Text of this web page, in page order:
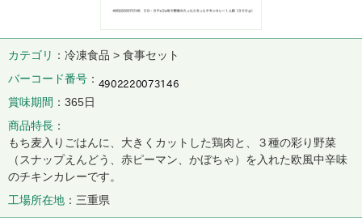
カテゴリ
冷凍食品 > 食事セット
バーコード番号
賞味期間
365日
商品特長
もち麦入りごはんに、大きくカットした鶏肉と、３種の彩り野菜
（スナップえんどう、赤ピーマン、かぼちゃ）を入れた欧風中辛味
のチキンカレーです。
工場所在地
三重県